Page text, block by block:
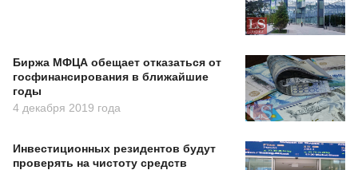
Биржа МФЦА обещает отказаться от
госфинансирования в ближайшие
годы
4 декабря 2019 года
Инвестиционных резидентов будут
проверять на чистоту средств